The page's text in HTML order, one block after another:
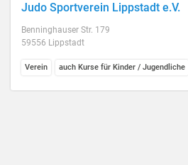
Judo Sportverein Lippstadt e.V.
Benninghauser Str. 179
59556 Lippstadt
Verein auch Kurse für Kinder / Jugendliche